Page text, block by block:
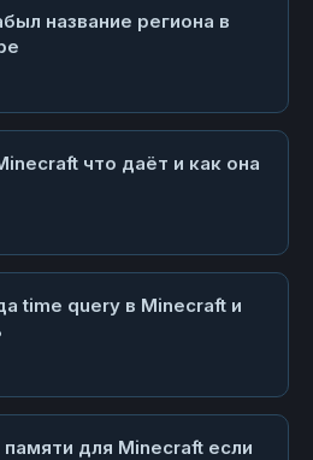
название региона в
что даёт и как она
time query в Minecraft и
для Minecraft если